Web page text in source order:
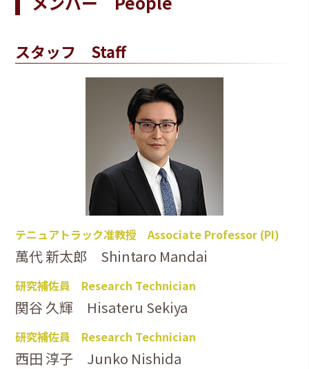
スタッフ Staff
テニュアトラック准教授 Associate Professor (PI)
萬代 新太郎 Shintaro Mandai
研究補佐員 Research Technician
関谷 久輝 Hisateru Sekiya
研究補佐員 Research Technician
西田 淳子 Junko Nishida